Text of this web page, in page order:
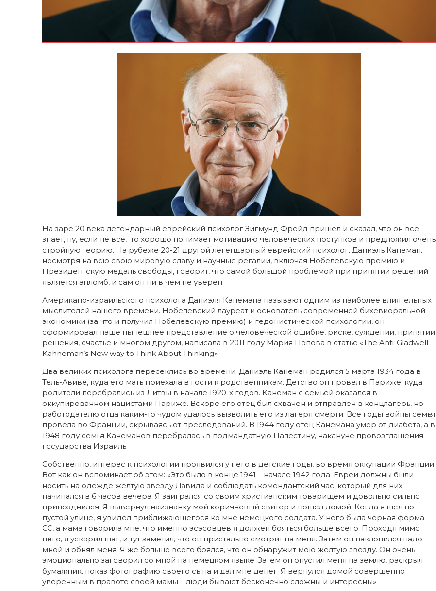
На заре 20 века легендарный еврейский психолог Зигмунд Фрейд пришел и сказал, что он все
знает, ну, если не все, то хорошо понимает мотивацию человеческих поступков и предложил очень
стройную теорию. На рубеже 20-21 другой легендарный еврейский психолог, Даниэль Канеман,
несмотря на всю свою мировую славу и научные регалии, включая Нобелевскую премию и
Президентскую медаль свободы, говорит, что самой большой проблемой при принятии решений
является апломб, и сам он ни в чем не уверен.
Американо-израильского психолога Даниэля Канемана называют одним из наиболее влиятельных
мыслителей нашего времени. Нобелевский лауреат и основатель современной бихевиоральной
экономики (за что и получил Нобелевскую премию) и гедонистической психологии, он
сформировал наше нынешнее представление о человеческой ошибке, риске, суждении, принятии
решения, счастье и многом другом, написала в 2011 году Мария Попова в статье «The Anti-Gladwell:
Kahneman’s New way to Think About Thinking».
Два великих психолога пересеклись во времени. Даниэль Канеман родился 5 марта 1934 года в
Тель-Авиве, куда его мать приехала в гости к родственникам. Детство он провел в Париже, куда
родители перебрались из Литвы в начале 1920-х годов. Канеман с семьей оказался в
оккупированном нацистами Париже. Вскоре его отец был схвачен и отправлен в концлагерь, но
работодателю отца каким-то чудом удалось вызволить его из лагеря смерти. Все годы войны семья
провела во Франции, скрываясь от преследований. В 1944 году отец Канемана умер от диабета, а в
1948 году семья Канеманов перебралась в подмандатную Палестину, накануне провозглашения
государства Израиль.
Собственно, интерес к психологии проявился у него в детские годы, во время оккупации Франции.
Вот как он вспоминает об этом: «Это было в конце 1941 – начале 1942 года. Евреи должны были
носить на одежде желтую звезду Давида и соблюдать комендантский час, который для них
начинался в 6 часов вечера. Я заигрался со своим христианским товарищем и довольно сильно
припозднился. Я вывернул наизнанку мой коричневый свитер и пошел домой. Когда я шел по
пустой улице, я увидел приближающегося ко мне немецкого солдата. У него была черная форма
СС, а мама говорила мне, что именно эсэсовцев я должен бояться больше всего. Проходя мимо
него, я ускорил шаг, и тут заметил, что он пристально смотрит на меня. Затем он наклонился надо
мной и обнял меня. Я же больше всего боялся, что он обнаружит мою желтую звезду. Он очень
эмоционально заговорил со мной на немецком языке. Затем он опустил меня на землю, раскрыл
бумажник, показ фотографию своего сына и дал мне денег. Я вернулся домой совершенно
уверенным в правоте своей мамы – люди бывают бесконечно сложны и интересны».